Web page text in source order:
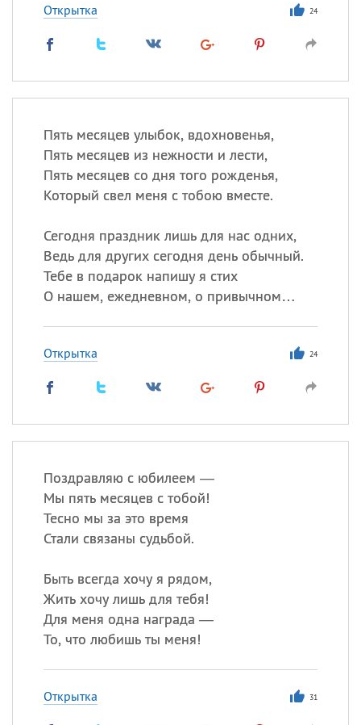
Открытка 24
Пять месяцев улыбок, вдохновенья,
Пять месяцев из нежности и лести,
Пять месяцев со дня того рожденья,
Который свел меня с тобою вместе.
Сегодня праздник лишь для нас одних,
Ведь для других сегодня день обычный.
Тебе в подарок напишу я стих
О нашем, ежедневном, о привычном…
Открытка 24
Поздравляю с юбилеем —
Мы пять месяцев с тобой!
Тесно мы за это время
Стали связаны судьбой.
Быть всегда хочу я рядом,
Жить хочу лишь для тебя!
Для меня одна награда —
То, что любишь ты меня!
Открытка 31